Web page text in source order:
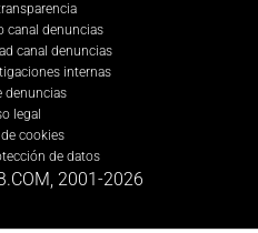
canal denuncias
canal denuncias
internas
denuncias
legal
cookies
de datos
2001-2026